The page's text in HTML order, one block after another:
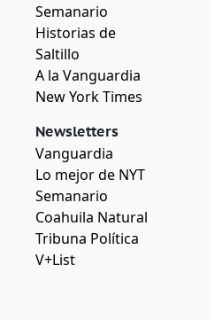
Semanario
Historias de
Saltillo
A la Vanguardia
New York Times
Newsletters
Vanguardia
Lo mejor de NYT
Semanario
Coahuila Natural
Tribuna Política
V+List